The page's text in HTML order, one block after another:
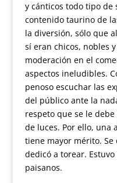
y cánticos todo tipo de
contenido taurino de
la diversión, sólo que
sí eran chicos, nobles
moderación en el
aspectos ineludibles.
penoso escuchar las
del público ante la
respeto que se le
de luces. Por ello, una
tiene mayor mérito.
dedicó a torear.
paisanos.